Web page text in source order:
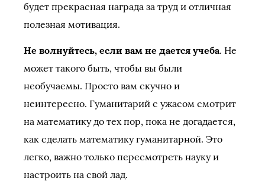
будет прекрасная награда за труд и отличная
полезная мотивация.
Не волнуйтесь, если вам не дается учеба. Не
может такого быть, чтобы вы были
необучаемы. Просто вам скучно и
неинтересно. Гуманитарий с ужасом смотрит
на математику до тех пор, пока не догадается,
как сделать математику гуманитарной. Это
легко, важно только пересмотреть науку и
настроить на свой лад.